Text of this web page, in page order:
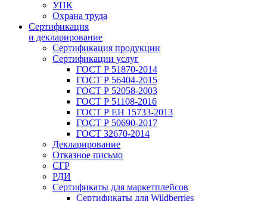
УПК
Охрана труда
Сертификация
и декларирование
Сертификация продукции
Сертификации услуг
ГОСТ Р 51870-2014
ГОСТ Р 56404-2015
ГОСТ Р 52058-2003
ГОСТ Р 51108-2016
ГОСТ Р ЕН 15733-2013
ГОСТ Р 50690-2017
ГОСТ 32670-2014
Декларирование
Отказное письмо
СГР
РДИ
Сертификаты для маркетплейсов
Сертификаты для Wildberries